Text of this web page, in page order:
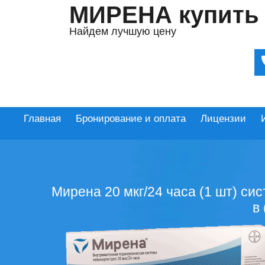
МИРЕНА
Найдем лучшую цену
Главная Бронирование и оплата Лицензии
Мирена 20 мкг/24 часа (1 шт)
в